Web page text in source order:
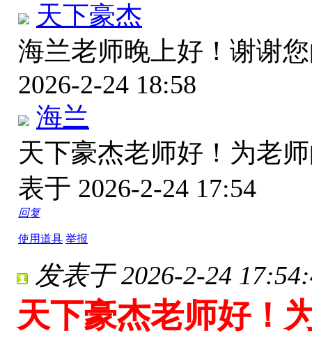
天下豪杰
海兰老师晚上好！谢谢
2026-2-24 18:58
海兰
天下豪杰老师好！为老
表于 2026-2-24 17:54
回复
使用道具 举报
发表于 2026-2-24
天下豪杰老师好！